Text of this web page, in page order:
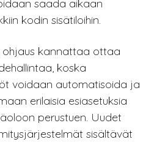
saada aikaan
kodin sisätiloihin.
kannattaa ottaa
koska
voidaan automatisoida ja
erilaisia esiasetuksia
perustuen. Uudet
sisältävät